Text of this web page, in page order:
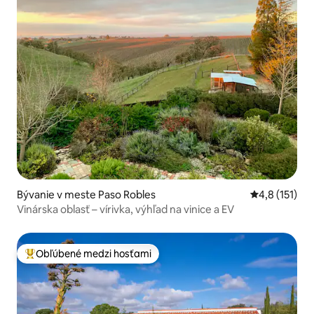
Bývanie v meste Paso Robles Priemerné
4,8 (151)
Vinárska oblasť – vírivka, výhľad na vinice a EV
Najobľúbenejšie medzi hosťami
Obľúbené medzi hosťami